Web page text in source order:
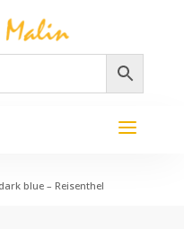
blue – Reisenthel